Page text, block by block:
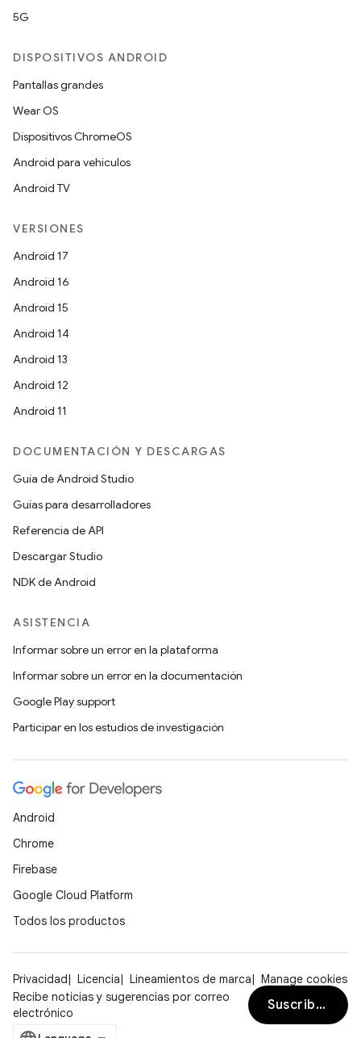
5G
DISPOSITIVOS ANDROID
Pantallas grandes
Wear OS
Dispositivos ChromeOS
Android para vehículos
Android TV
VERSIONES
Android 17
Android 16
Android 15
Android 14
Android 13
Android 12
Android 11
DOCUMENTACIÓN Y DESCARGAS
Guía de Android Studio
Guías para desarrolladores
Referencia de API
Descargar Studio
NDK de Android
ASISTENCIA
Informar sobre un error en la plataforma
Informar sobre un error en la documentación
Google Play support
Participar en los estudios de investigación
Android
Chrome
Firebase
Google Cloud Platform
Todos los productos
Privacidad Licencia Lineamientos de marca
Manage cookies
Recibe noticias y sugerencias por correo
electrónico
Suscribirse